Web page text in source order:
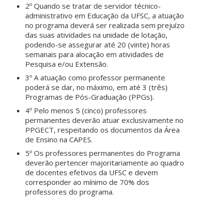
2º Quando se tratar de servidor técnico-
administrativo em Educação da UFSC, a atuação
no programa deverá ser realizada sem prejuízo
das suas atividades na unidade de lotação,
podendo-se assegurar até 20 (vinte) horas
semanais para alocação em atividades de
Pesquisa e/ou Extensão.
3º A atuação como professor permanente
poderá se dar, no máximo, em até 3 (três)
Programas de Pós-Graduação (PPGs).
4º Pelo menos 5 (cinco) professores
permanentes deverão atuar exclusivamente no
PPGECT, respeitando os documentos da Área
de Ensino na CAPES.
5º Os professores permanentes do Programa
deverão pertencer majoritariamente ao quadro
de docentes efetivos da UFSC e devem
corresponder ao mínimo de 70% dos
professores do programa.